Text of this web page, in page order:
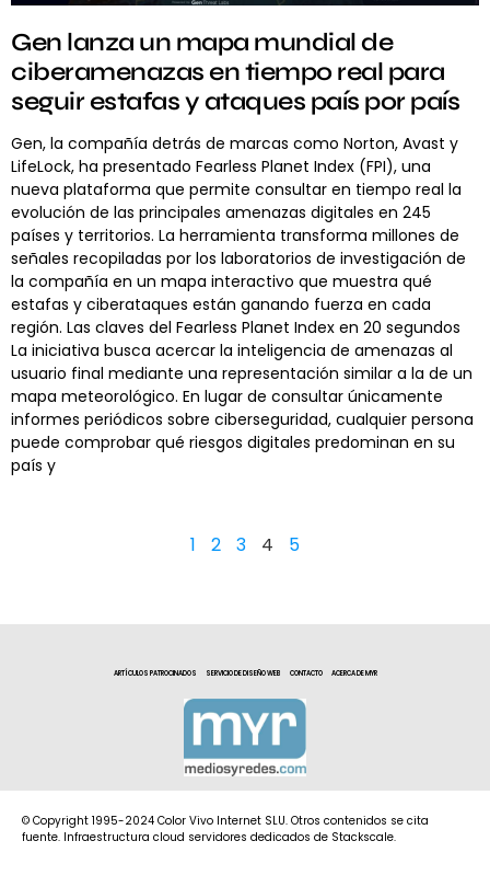
Gen lanza un mapa mundial de
ciberamenazas en tiempo real para
seguir estafas y ataques país por país
Gen, la compañía detrás de marcas como Norton, Avast y
LifeLock, ha presentado Fearless Planet Index (FPI), una
nueva plataforma que permite consultar en tiempo real la
evolución de las principales amenazas digitales en 245
países y territorios. La herramienta transforma millones de
señales recopiladas por los laboratorios de investigación de
la compañía en un mapa interactivo que muestra qué
estafas y ciberataques están ganando fuerza en cada
región. Las claves del Fearless Planet Index en 20 segundos
La iniciativa busca acercar la inteligencia de amenazas al
usuario final mediante una representación similar a la de un
mapa meteorológico. En lugar de consultar únicamente
informes periódicos sobre ciberseguridad, cualquier persona
puede comprobar qué riesgos digitales predominan en su
país y
1 2 3 4 5
ARTÍCULOS PATROCINADOS SERVICIO DE DISEÑO WEB CONTACTO ACERCA DE MYR
© Copyright 1995-2024 Color Vivo Internet SLU. Otros contenidos se cita
fuente. Infraestructura cloud servidores dedicados de Stackscale.